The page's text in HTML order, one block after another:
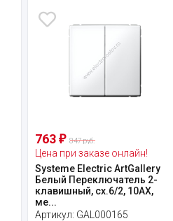
763₽ 847 руб.
Цена при заказе онлайн!
Systeme Electric ArtGallery
Белый Переключатель 2-
клавишный, сх.6/2, 10АХ,
ме...
Артикул: GAL000165